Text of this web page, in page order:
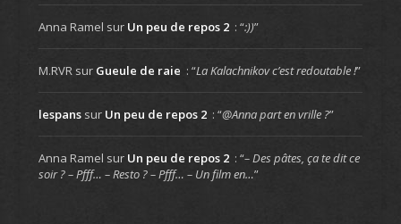
Anna Ramel sur Un peu de repos 2 : “:))”
M.RVRsur Gueule de raie : “La Kalachnikov c’est redoutable !”
lespanssur Un peu de repos 2 : “@Anna part en vrille ?”
Anna Ramel sur Un peu de repos 2 : “– Des pâtes, ça te dit ce
soir ? – Pfff… – Resto ? – Pfff… – Un film en…”